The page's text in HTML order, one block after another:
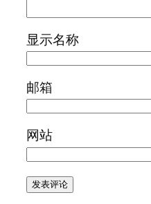
显示名称
邮箱
网站